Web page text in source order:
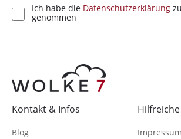
Kontakt & Infos
Blog
Impressum
Ich habe die Datenschutzerklärung
genommen